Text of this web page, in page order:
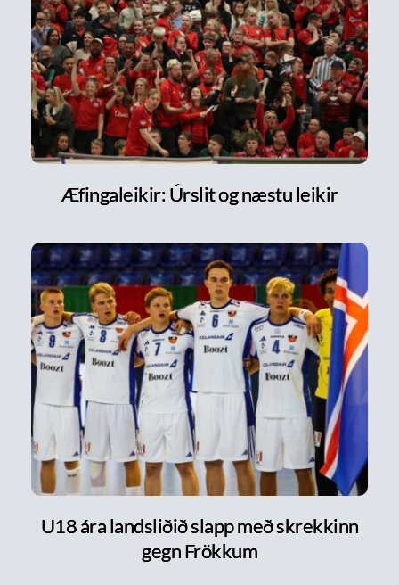
Æfingaleikir: Úrslit og næstu leikir
U18 ára landsliðið slapp með skrekkinn
gegn Frökkum